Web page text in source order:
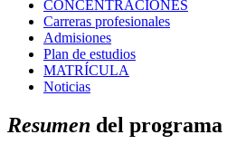
CONCENTRACIONES
Carreras profesionales
Admisiones
Plan de estudios
MATRÍCULA
Noticias
Resumen del programa